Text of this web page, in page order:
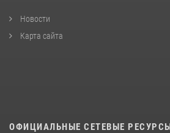
Новости
Карта сайта
ОФИЦИАЛЬНЫЕ СЕТЕВЫЕ РЕСУРСЫ